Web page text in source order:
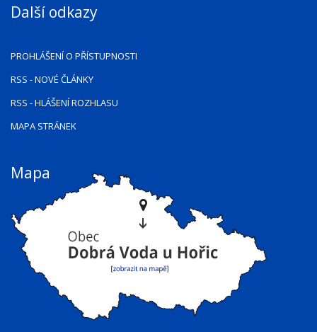
Další odkazy
PROHLÁŠENÍ O PŘÍSTUPNOSTI
RSS - NOVÉ ČLÁNKY
RSS - HLÁŠENÍ ROZHLASU
MAPA STRÁNEK
Mapa